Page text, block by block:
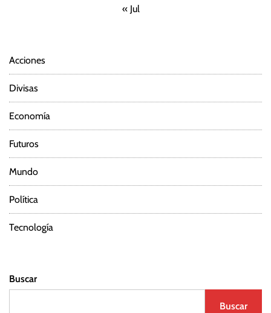
« Jul
Acciones
Divisas
Economía
Futuros
Mundo
Política
Tecnología
Buscar
Buscar